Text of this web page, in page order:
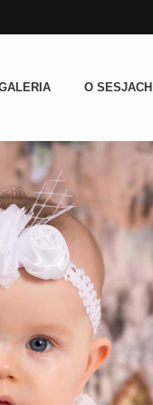
O SESJACH